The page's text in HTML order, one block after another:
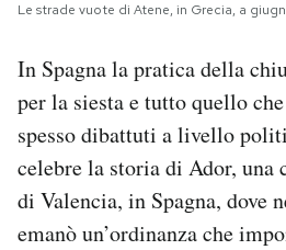
Le strade vuote di Atene, in Grecia, a
In Spagna la pratica della
per la siesta e tutto quello
spesso dibattuti a livello
celebre la storia di Ador,
di Valencia, in Spagna, dove
emanò un’ordinanza che